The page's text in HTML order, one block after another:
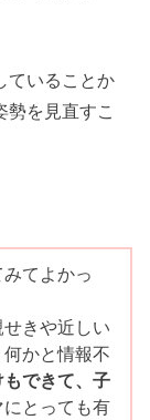
ていることか
勢を見直すこ
てよかっ
きや近しい
かと情報不
できて、子
とっても有